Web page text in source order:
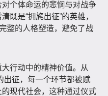
个体命运的悲悯与对战争
既是“拥旄出征”的英雄，
整的人格塑造，避免了战
行动中的精神价值。从
出征，每一个环节都被赋
现代社会，这种通过仪式